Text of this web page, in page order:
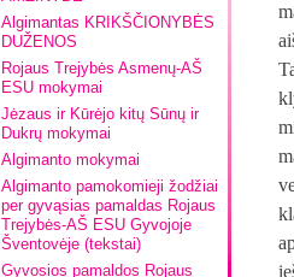
Algimantas KRIKŠČIONYBĖS
DUŽENOS
Rojaus Trejybės Asmenų-AŠ
ESU mokymai
Jėzaus ir Kūrėjo kitų Sūnų ir
Dukrų mokymai
Algimanto mokymai
Algimanto pamokomieji žodžiai
per gyvąsias pamaldas Rojaus
Trejybės-AŠ ESU Gyvojoje
Šventovėje (tekstai)
Gyvosios pamaldos Rojaus